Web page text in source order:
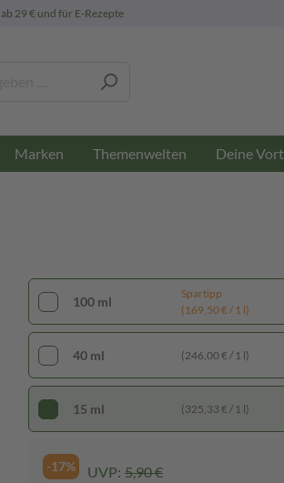
ab 29 € und für E-Rezepte
Marken Themenwelten Deine
100 ml
Spartipp
(169,50 € / 1 l)
40 ml (246,00 € / 1 l)
15 ml (325,33 € / 1 l)
-17% UVP: 5,90 €